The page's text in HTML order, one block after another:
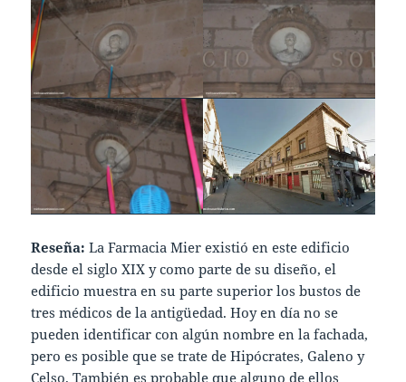
Reseña: La Farmacia Mier existió en este edificio
desde el siglo XIX y como parte de su diseño, el
edificio muestra en su parte superior los bustos de
tres médicos de la antigüedad. Hoy en día no se
pueden identificar con algún nombre en la fachada,
pero es posible que se trate de Hipócrates, Galeno y
Celso. También es probable que alguno de ellos